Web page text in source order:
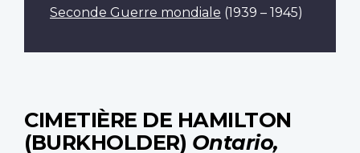
Seconde Guerre mondiale (1939 – 1945)
CIMETIÈRE DE HAMILTON
(BURKHOLDER) Ontario,